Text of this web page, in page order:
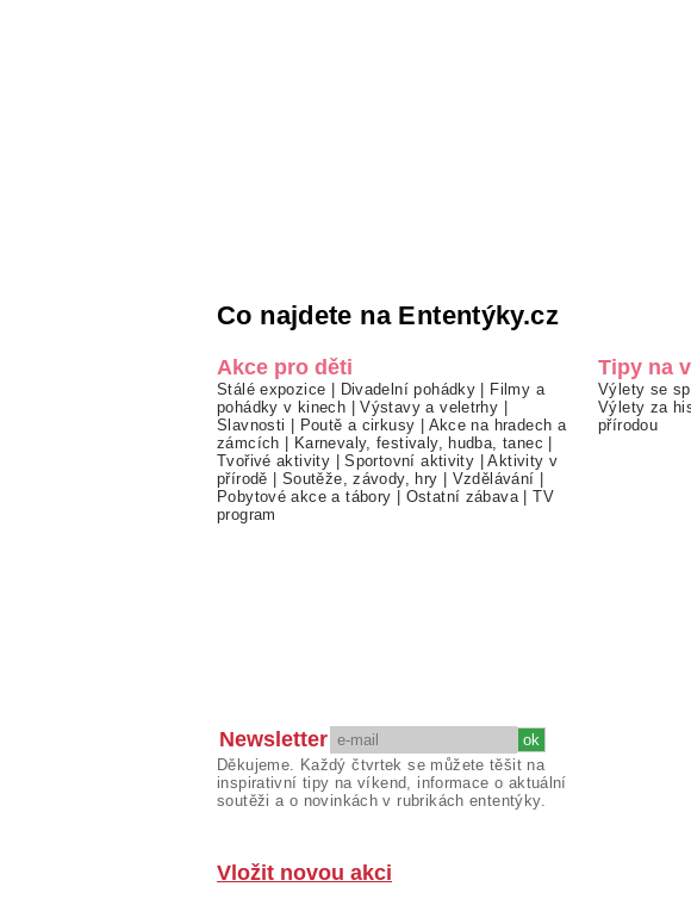
Co najdete na Ententýky.cz
Akce pro děti
Stálé expozice | Divadelní pohádky | Filmy a
pohádky v kinech |Výstavy a veletrhy |
Slavnosti | Poutě a cirkusy | Akce na hradech a
zámcích | Karnevaly, festivaly, hudba, tanec |
Tvořivé aktivity |Sportovní aktivity |Aktivity v
přírodě | Soutěže, závody, hry | Vzdělávání |
Pobytové akce a tábory | Ostatní zábava |TV
program
Tipy na
Výlety se
Výlety za
přírodou
Newsletter
Děkujeme. Každý čtvrtek se můžete těšit na
inspirativní tipy na víkend, informace o aktuální
soutěži a o novinkách v rubrikách ententýky.
Vložit novou akci